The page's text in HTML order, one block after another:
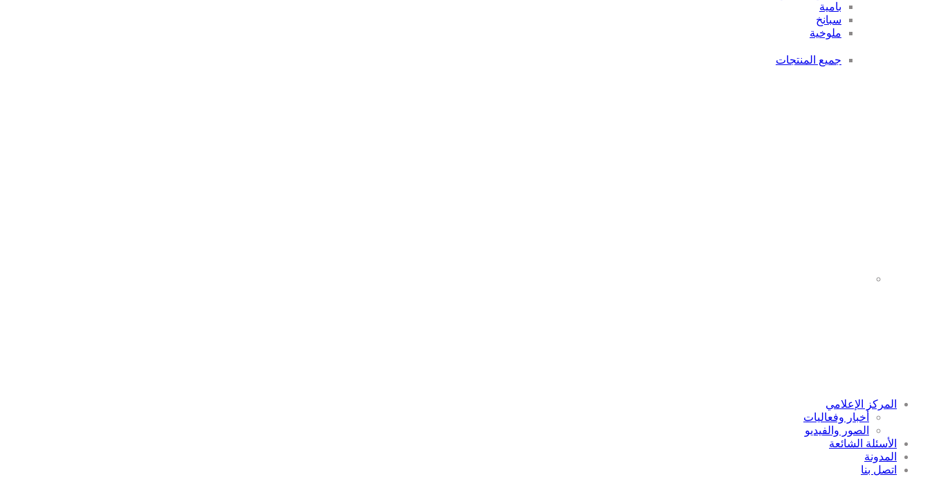
بامية
سبانخ
ملوخية
جميع المنتجات
المركز الإعلامي
أخبار وفعاليات
الصور والفيديو
الأسئلة الشائعة
المدونة
اتصل بنا